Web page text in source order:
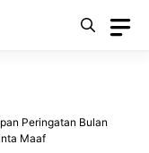
Peringatan Bulan
Maaf